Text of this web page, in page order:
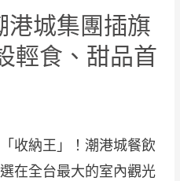
港城集團插旗
輕食、甜品首
收納王」！潮港城餐飲
在全台最大的室內觀光